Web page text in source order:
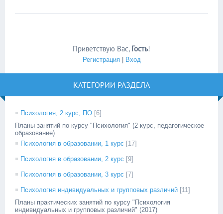
Приветствую Вас, Гость!
Регистрация| Вход
КАТЕГОРИИ РАЗДЕЛА
Психология, 2 курс, ПО [6]
Планы занятий по курсу "Психология" (2 курс, педагогическое
образование)
Психология в образовании, 1 курс [17]
Психология в образовании, 2 курс [9]
Психология в образовании, 3 курс [7]
Психология индивидуальных и групповых различий [11]
Планы практических занятий по курсу "Психология
индивидуальных и групповых различий" (2017)